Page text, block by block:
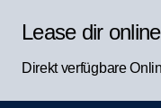
Lease dir
Direkt verfügbare